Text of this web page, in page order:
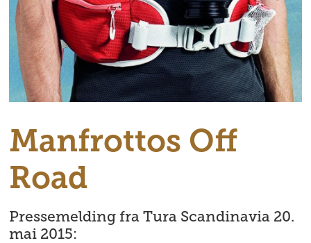
Manfrottos Off
Road
Pressemelding fra Tura Scandinavia 20.
mai 2015: